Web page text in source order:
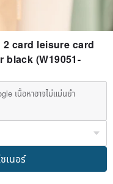
card leisure card
(W19051-
เนื้อหาอาจไม่แม่นยำ
เนอร์